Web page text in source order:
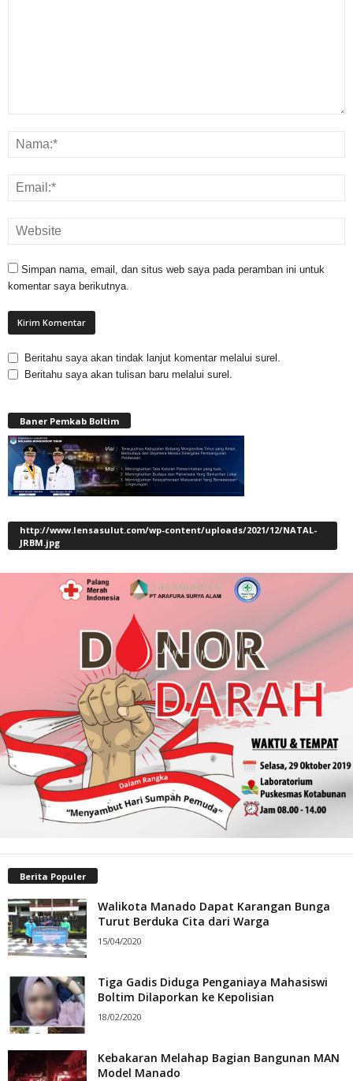
Simpan nama, email, dan situs web saya pada peramban ini untuk
komentar saya berikutnya.
Beritahu saya akan tindak lanjut komentar melalui surel.
Beritahu saya akan tulisan baru melalui surel.
Baner Pemkab Boltim
http://www.lensasulut.com/wp-content/uploads/2021/12/NATAL-
JRBM.jpg
Berita Populer
Walikota Manado Dapat Karangan Bunga
Turut Berduka Cita dari Warga
15/04/2020
Tiga Gadis Diduga Penganiaya Mahasiswi
Boltim Dilaporkan ke Kepolisian
18/02/2020
Kebakaran Melahap Bagian Bangunan MAN
Model Manado